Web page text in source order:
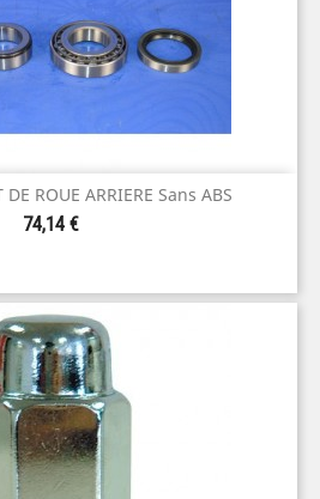
ROUE ARRIERE Sans ABS
Prix
74,14 €